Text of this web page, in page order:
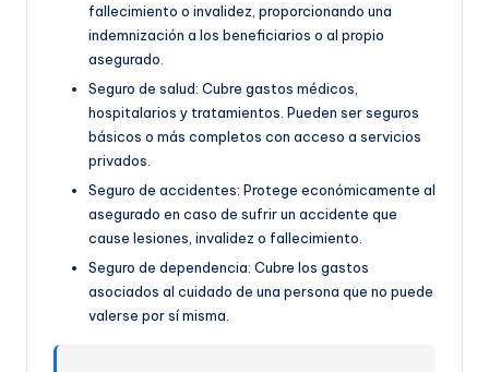
fallecimiento o invalidez, proporcionando una
indemnización a los beneficiarios o al propio
asegurado.
Seguro de salud: Cubre gastos médicos,
hospitalarios y tratamientos. Pueden ser seguros
básicos o más completos con acceso a servicios
privados.
Seguro de accidentes: Protege económicamente al
asegurado en caso de sufrir un accidente que
cause lesiones, invalidez o fallecimiento.
Seguro de dependencia: Cubre los gastos
asociados al cuidado de una persona que no puede
valerse por sí misma.